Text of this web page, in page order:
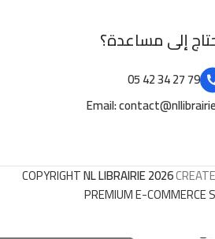
إلى مساعدة؟
79 27 34 42 05
Email:
COPYRIGHTNL LIBRAIRIE 2026
PREMIUM E-COMMERCE